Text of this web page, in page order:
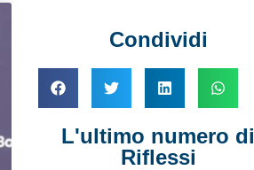
Condividi
L'ultimo numero di
Riflessi